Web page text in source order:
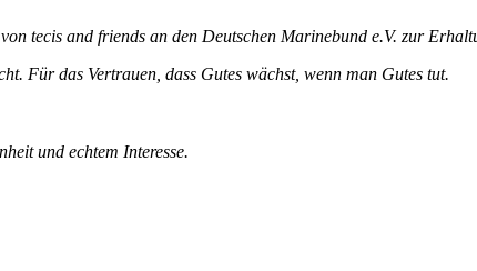
tecis and friends an den Deutschen Marinebund e.V. zur
Für das Vertrauen, dass Gutes wächst, wenn man Gutes tut.
und echtem Interesse.